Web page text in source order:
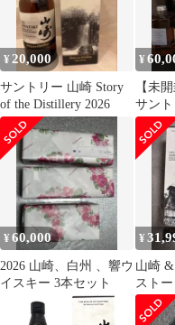
¥20,000
サントリー 山崎 Story
of the Distillery 2026
¥
【未
サン
響
¥60,000
2026 山崎、白州 、響ウ
イスキー 3本セット
¥
山崎
スト
ザ・
2025年